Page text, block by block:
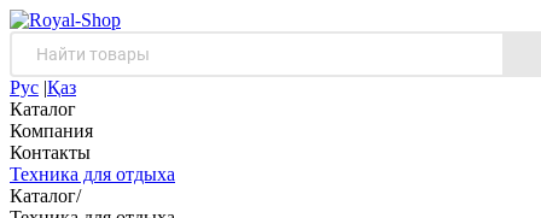
Рус |Қаз
Каталог
Компания
Контакты
Техника для отдыха
Каталог/